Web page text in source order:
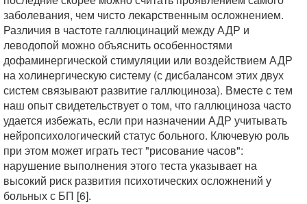
заболевания, чем чисто лекарственным осложнением.
Различия в частоте галлюцинаций между АДР и
леводопой можно объяснить особенностями
дофаминергической стимуляции или воздействием АДР
на холинергическую систему (с дисбалансом этих двух
систем связывают развитие галлюциноза). Вместе с тем
наш опыт свидетельствует о том, что галлюциноза часто
удается избежать, если при назначении АДР учитывать
нейропсихологический статус больного. Ключевую роль
при этом может играть тест "рисование часов":
нарушение выполнения этого теста указывает на
высокий риск развития психотических осложнений у
больных с БП [6].